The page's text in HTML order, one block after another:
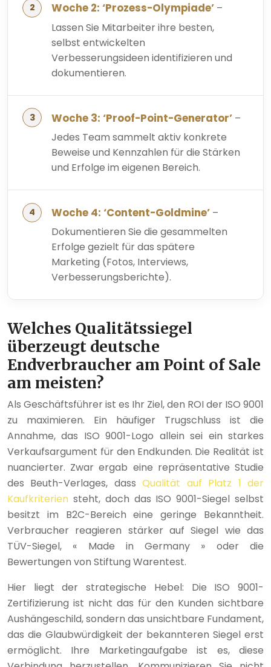
Woche 2: ‘Prozess-Olympiade’ –
Lassen Sie Mitarbeiter ihre besten,
selbst entwickelten
Verbesserungsideen identifizieren und
dokumentieren.
Woche 3: ‘Proof-Point-Generator’ –
Jedes Team sammelt aktiv konkrete
Beweise und Kennzahlen für die Stärken
und Erfolge im eigenen Bereich.
Woche 4: ‘Content-Goldmine’ –
Dokumentieren Sie die gesammelten
Erfolge gezielt für das spätere
Marketing (Fotos, Interviews,
Verbesserungsberichte).
Welches Qualitätssiegel
überzeugt deutsche
Endverbraucher am Point of Sale
am meisten?
Als Geschäftsführer ist es Ihr Ziel, den ROI der ISO 9001
zu maximieren. Ein häufiger Trugschluss ist die
Annahme, das ISO 9001-Logo allein sei ein starkes
Verkaufsargument für den Endkunden. Die Realität ist
nuancierter. Zwar ergab eine repräsentative Studie
des Beuth-Verlages, dassQualität auf Platz 1 der
Kaufkriterien steht, doch das ISO 9001-Siegel selbst
besitzt im B2C-Bereich eine geringe Bekanntheit.
Verbraucher reagieren stärker auf Siegel wie das
TÜV-Siegel, « Made in Germany » oder die
Bewertungen von Stiftung Warentest.
Hier liegt der strategische Hebel: Die ISO 9001-
Zertifizierung ist nicht das für den Kunden sichtbare
Aushängeschild, sondern das unsichtbare Fundament,
das die Glaubwürdigkeit der bekannteren Siegel erst
ermöglicht. Ihre Marketingaufgabe ist es, diese